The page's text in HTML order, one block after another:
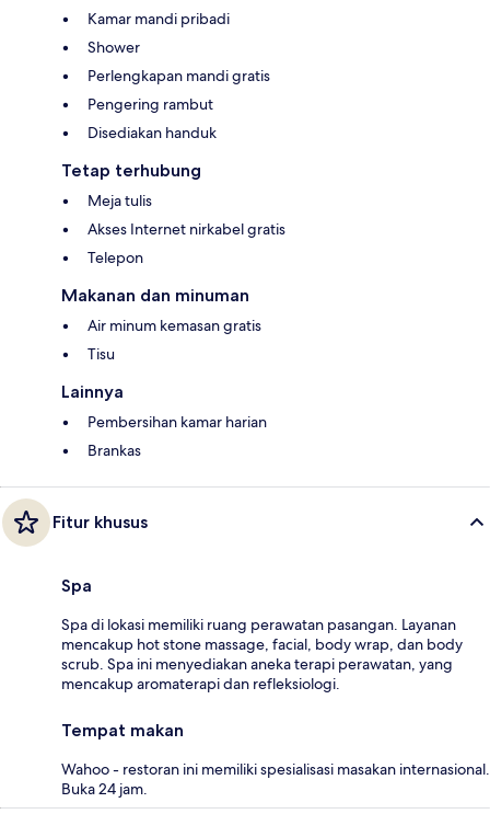
Kamar mandi pribadi
Shower
Perlengkapan mandi gratis
Pengering rambut
Disediakan handuk
Tetap terhubung
Meja tulis
Akses Internet nirkabel gratis
Telepon
Makanan dan minuman
Air minum kemasan gratis
Tisu
Lainnya
Pembersihan kamar harian
Brankas
Fitur khusus
Spa
Spa di lokasi memiliki ruang perawatan pasangan. Layanan
mencakup hot stone massage, facial, body wrap, dan body
scrub. Spa ini menyediakan aneka terapi perawatan, yang
mencakup aromaterapi dan refleksiologi.
Tempat makan
Wahoo - restoran ini memiliki spesialisasi masakan internasional.
Buka 24 jam.